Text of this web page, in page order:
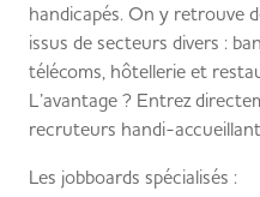
handicapés. On y retrouve
issus de secteurs divers :
télécoms, hôtellerie et
L’avantage ? Entrez
recruteurs handi-
Les jobboards spécialisés :